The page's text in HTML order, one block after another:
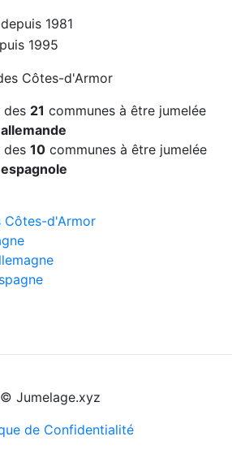
1981
1995
Côtes-d'Armor
des 21 communes à être jumelée
des 10 communes à être jumelée
Côtes-d'Armor
© Jumelage.xyz
de Confidentialité